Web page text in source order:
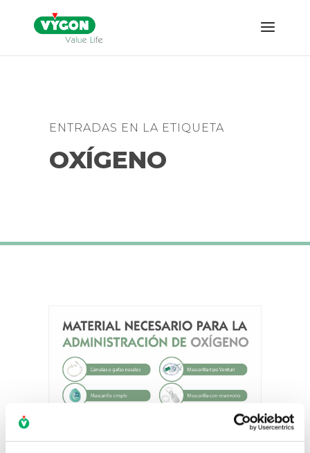
ENTRADAS EN LA ETIQUETA
OXÍGENO